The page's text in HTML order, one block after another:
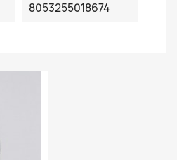
8053255018674